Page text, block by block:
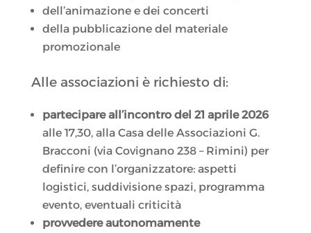
dell’animazione e dei concerti
della pubblicazione del materiale
promozionale
Alle associazioni è richiesto di:
partecipare all’incontro del 21 aprile 2026
alle 17,30, alla Casa delle Associazioni G.
Bracconi (via Covignano 238 – Rimini) per
definire con l’organizzatore: aspetti
logistici, suddivisione spazi, programma
evento, eventuali criticità
provvedere autonomamente